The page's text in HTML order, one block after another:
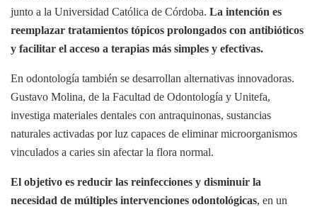
junto a la Universidad Católica de Córdoba. La intención es
reemplazar tratamientos tópicos prolongados con antibióticos
y facilitar el acceso a terapias más simples y efectivas.
En odontología también se desarrollan alternativas innovadoras.
Gustavo Molina, de la Facultad de Odontología y Unitefa,
investiga materiales dentales con antraquinonas, sustancias
naturales activadas por luz capaces de eliminar microorganismos
vinculados a caries sin afectar la flora normal.
El objetivo es reducir las reinfecciones y disminuir la
necesidad de múltiples intervenciones odontológicas, en un